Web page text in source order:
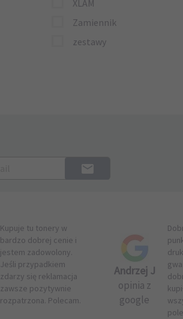
XLAM
Zamiennik
zestawy
Kupuje tu tonery w
bardzo dobrej cenie i
jestem zadowolony.
Jeśli przypadkiem
zdarzy się reklamacja
zawsze pozytywnie
rozpatrzona. Polecam.
Andrzej J
opinia z
google